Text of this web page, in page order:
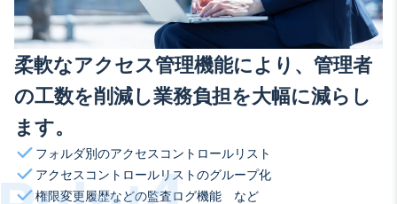
柔軟なアクセス管理機能により、管理者
の工数を削減し業務負担を大幅に減らし
ます。
フォルダ別のアクセスコントロールリスト
アクセスコントロールリストのグループ化​
権限変更履歴などの監査ログ機能​ など